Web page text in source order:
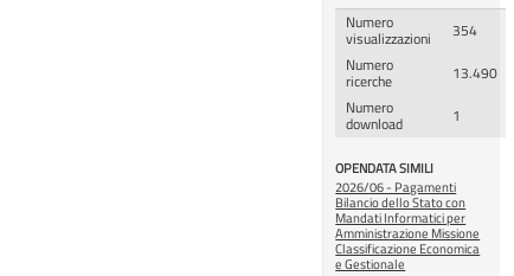
Numero
visualizzazioni
354
Numero
ricerche
13.490
Numero
download 1
OPENDATA SIMILI
2026/06 - Pagamenti
Bilancio dello Stato con
Mandati Informatici per
Amministrazione Missione
Classificazione Economica
e Gestionale